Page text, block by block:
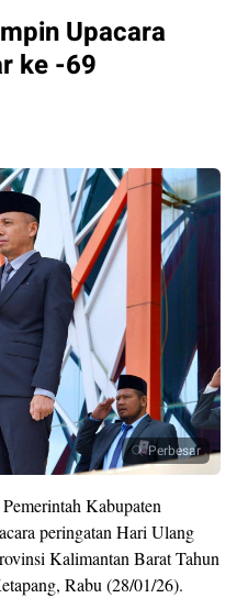
Upacara
ke -69
Perbesar
Kabupaten
peringatan Hari Ulang
Kalimantan Barat Tahun
Rabu (28/01/26).